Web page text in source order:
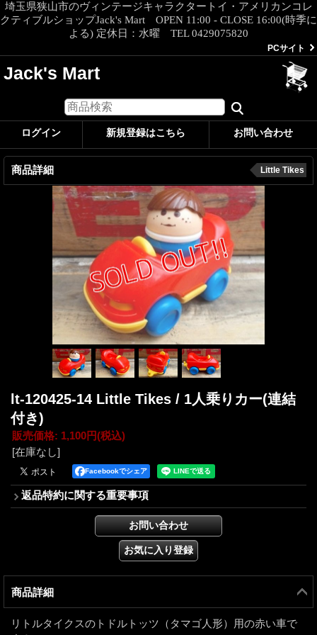
埼玉県狭山市のヴィンテージキャラクタートイ・アメリカンコレ
クティブルショップJack's Mart OPEN 11:00 - CLOSE 16:00(時季に
よる) 定休日：水曜 TEL 0429075820
PCサイト
Jack's Mart
ログイン 新規登録はこちら お問い合わせ
商品詳細 Little Tikes
lt-120425-14 Little Tikes / 1人乗りカー(連結
付き)
販売価格: 1,100円(税込)
[在庫なし]
Facebookでシェア
返品特約に関する重要事項
商品詳細
リトルタイクスのトドルトッツ（タマゴ人形）用の赤い車で